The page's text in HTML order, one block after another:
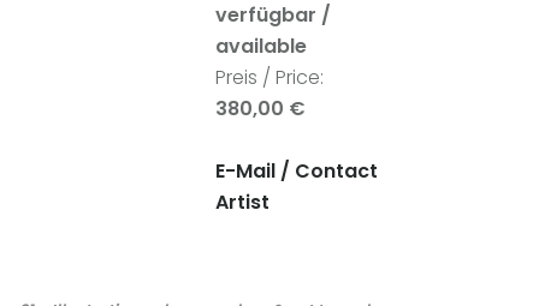
verfügbar /
available
Preis / Price:
380,00 €
E-Mail / Contact
Artist